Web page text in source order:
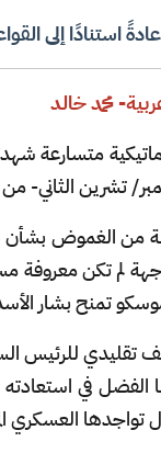
استنادًا إلى
متسارعة
من الغموض
تمنح بشار
للرئيس
لها الفضل في